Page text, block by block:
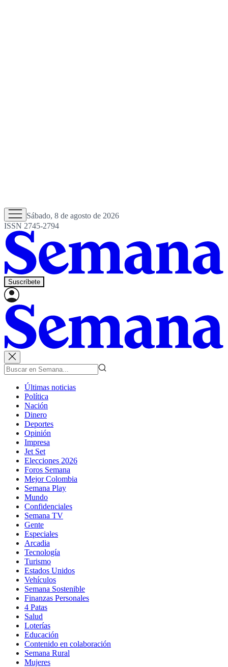
Sábado, 8 de agosto de 2026
ISSN 2745-2794
Suscríbete
Últimas noticias
Política
Nación
Dinero
Deportes
Opinión
Impresa
Jet Set
Elecciones 2026
Foros Semana
Mejor Colombia
Semana Play
Mundo
Confidenciales
Semana TV
Gente
Especiales
Arcadia
Tecnología
Turismo
Estados Unidos
Vehículos
Semana Sostenible
Finanzas Personales
4 Patas
Salud
Loterías
Educación
Contenido en colaboración
Semana Rural
Mujeres